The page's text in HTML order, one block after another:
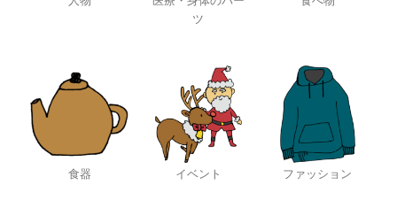
ツ
食器 イベント ファッション